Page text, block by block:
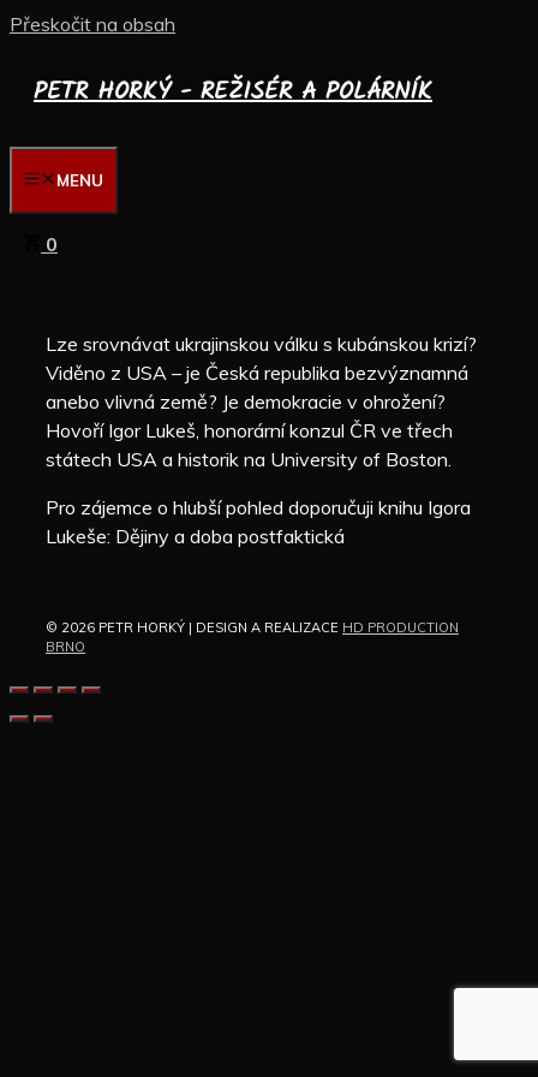
Přeskočit na obsah
PETR HORKÝ - REŽISÉR A POLÁRNÍK
MENU
0
Lze srovnávat ukrajinskou válku s kubánskou krizí?
Viděno z USA – je Česká republika bezvýznamná
anebo vlivná země? Je demokracie v ohrožení?
Hovoří Igor Lukeš, honorární konzul ČR ve třech
státech USA a historik na University of Boston.
Pro zájemce o hlubší pohled doporučuji knihu Igora
Lukeše: Dějiny a doba postfaktická
© 2026 PETR HORKÝ | DESIGN A REALIZACE HD PRODUCTION
BRNO